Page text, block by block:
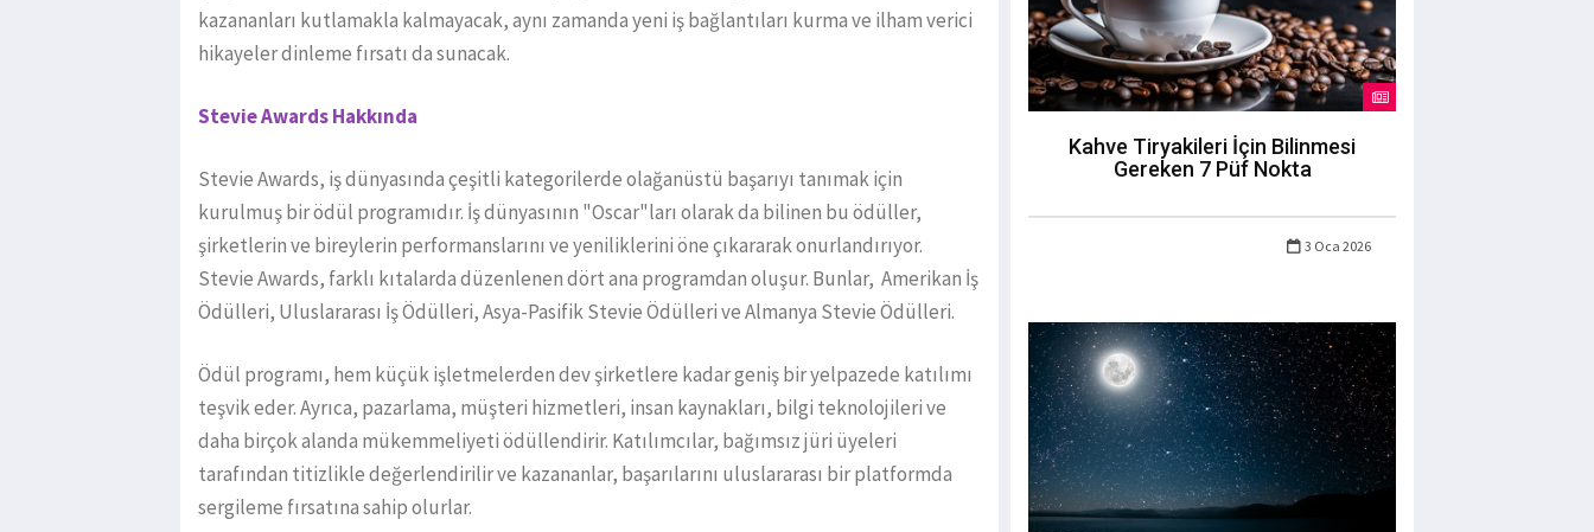
kazananları kutlamakla kalmayacak, aynı zamanda yeni iş bağlantıları kurma ve ilham verici
hikayeler dinleme fırsatı da sunacak.
Stevie Awards Hakkında
Stevie Awards, iş dünyasında çeşitli kategorilerde olağanüstü başarıyı tanımak için
kurulmuş bir ödül programıdır. İş dünyasının "Oscar"ları olarak da bilinen bu ödüller,
şirketlerin ve bireylerin performanslarını ve yeniliklerini öne çıkararak onurlandırıyor.
Stevie Awards, farklı kıtalarda düzenlenen dört ana programdan oluşur. Bunlar, Amerikan İş
Ödülleri, Uluslararası İş Ödülleri, Asya-Pasifik Stevie Ödülleri ve Almanya Stevie Ödülleri.
Ödül programı, hem küçük işletmelerden dev şirketlere kadar geniş bir yelpazede katılımı
teşvik eder. Ayrıca, pazarlama, müşteri hizmetleri, insan kaynakları, bilgi teknolojileri ve
daha birçok alanda mükemmeliyeti ödüllendirir. Katılımcılar, bağımsız jüri üyeleri
tarafından titizlikle değerlendirilir ve kazananlar, başarılarını uluslararası bir platformda
sergileme fırsatına sahip olurlar.
Kahve Tiryakileri İçin Bilinmesi
Gereken 7 Püf Nokta
3 Oca 2026